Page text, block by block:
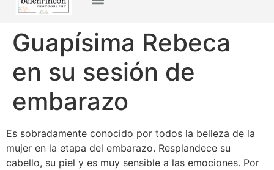
Guapísima Rebeca
en su sesión de
embarazo
Es sobradamente conocido por todos la belleza de la
mujer en la etapa del embarazo. Resplandece su
cabello, su piel y es muy sensible a las emociones. Por